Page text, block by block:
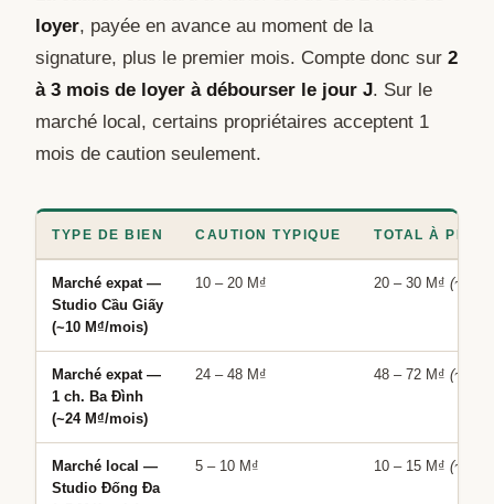
loyer, payée en avance au moment de la
signature, plus le premier mois. Compte donc sur 2
à 3 mois de loyer à débourser le jour J. Sur le
marché local, certains propriétaires acceptent 1
mois de caution seulement.
TYPE DE BIEN CAUTION TYPIQUE TOTAL À
Marché expat —
Studio Cầu Giấy
(~10 M₫/mois)
10 – 20 M₫ 20 – 30 M₫
Marché expat —
1 ch. Ba Đình
(~24 M₫/mois)
24 – 48 M₫ 48 – 72 M₫(~1
Marché local —
Studio Đống Đa
5 – 10 M₫ 10 – 15 M₫